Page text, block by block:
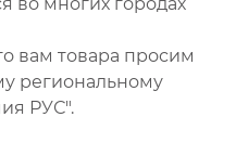
вам товара просим
региональному
РУС".